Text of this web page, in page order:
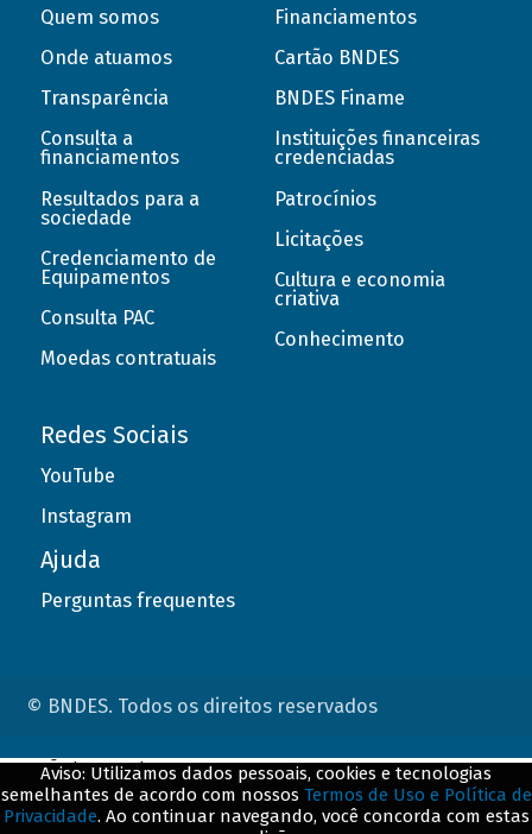
Quem somos
Onde atuamos
Transparência
Consulta a
financiamentos
Resultados para a
sociedade
Credenciamento de
Equipamentos
Consulta PAC
Moedas contratuais
Financiamentos
Cartão BNDES
BNDES Finame
Instituições financeiras
credenciadas
Patrocínios
Licitações
Cultura e economia
criativa
Conhecimento
Redes Sociais
YouTube
Instagram
Ajuda
Perguntas frequentes
© BNDES. Todos os direitos reservados
Aviso: Utilizamos dados pessoais, cookies e tecnologias
semelhantes de acordo com nossos Termos de Uso e Política de
Privacidade. Ao continuar navegando, você concorda com estas
ConteÃºdo complementar
${title}${badge}